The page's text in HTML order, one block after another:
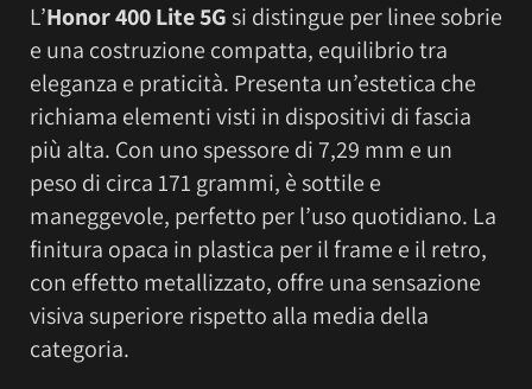
L’Honor 400 Lite 5Gsi distingue per linee sobrie
e una costruzione compatta, equilibrio tra
eleganza e praticità. Presenta un’estetica che
richiama elementi visti in dispositivi di fascia
più alta. Con uno spessore di 7,29 mm e un
peso di circa 171 grammi, è sottile e
maneggevole, perfetto per l’uso quotidiano. La
finitura opaca in plastica per il frame e il retro,
con effetto metallizzato, offre una sensazione
visiva superiore rispetto alla media della
categoria.